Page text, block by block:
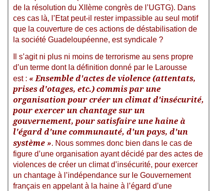
de la résolution du XIIème congrès de l’UGTG). Dans
ces cas là, l’Etat peut-il rester impassible au seul motif
que la couverture de ces actions de déstabilisation de
la société Guadeloupéenne, est syndicale ?
Il s’agit ni plus ni moins de terrorisme au sens propre
d’un terme dont la définition donné par le Larousse
est : «Ensemble d'actes de violence (attentats,
prises d'otages, etc.) commis par une
organisation pour créer un climat d'insécurité,
pour exercer un chantage sur un
gouvernement, pour satisfaire une haine à
l'égard d'une communauté, d'un pays, d'un
système». Nous sommes donc bien dans le cas de
figure d’une organisation ayant décidé par des actes de
violences de créer un climat d’insécurité, pour exercer
un chantage à l’indépendance sur le Gouvernement
français en appelant à la haine à l’égard d’une